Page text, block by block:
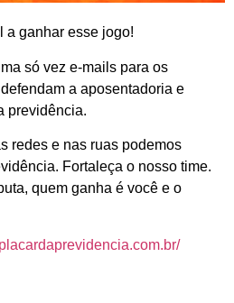
a ganhar esse jogo!
só vez e-mails para os
a aposentadoria e
previdência.
redes e nas ruas podemos
Fortaleça o nosso time.
quem ganha é você e o